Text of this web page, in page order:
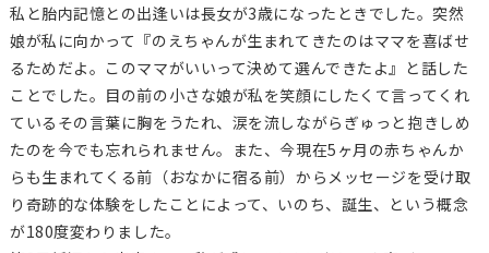
私と胎内記憶との出逢いは長女が3歳になったときでした。突然
娘が私に向かって『のえちゃんが生まれてきたのはママを喜ばせ
るためだよ。このママがいいって決めて選んできたよ』と話した
ことでした。目の前の小さな娘が私を笑顔にしたくて言ってくれ
ているその言葉に胸をうたれ、涙を流しながらぎゅっと抱きしめ
たのを今でも忘れられません。また、今現在5ヶ月の赤ちゃんか
らも生まれてくる前（おなかに宿る前）からメッセージを受け取
り奇跡的な体験をしたことによって、いのち、誕生、という概念
が180度変わりました。